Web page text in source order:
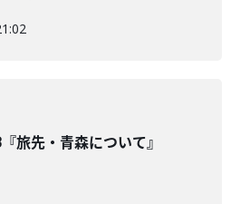
旅先・青森について』